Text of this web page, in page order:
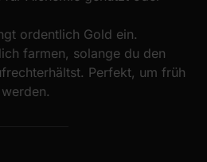
ordentlich Gold ein.
farmen, solange du den
Perfekt, um früh